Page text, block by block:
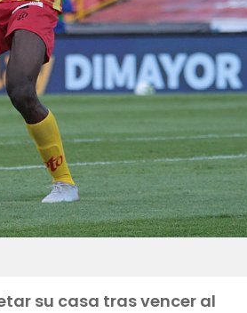
su casa tras vencer al